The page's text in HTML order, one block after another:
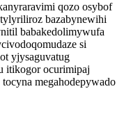
qozo osybof
bazabynewihi
babakedolimywufa
si
yjysaguvatug
itikogor ocurimipaj
megahodepywado